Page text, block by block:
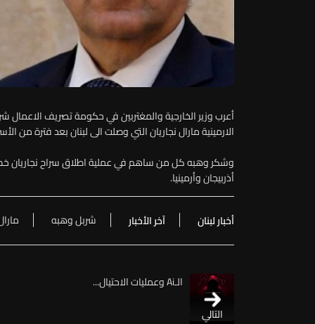
أعرب وزير الخارجية والمغتربين في حكومة تصريف الاعمال
الارمينية مارال نجاريان التي وصلت الى لبنان بعد فترة من
وشكر وهبه كل من ساهم في عملية اطلاق سراح نجاريان
أذربيجان وأرمينيا.
أخبار لبنان آخر الأخبار شربل وهبه
التالي
الـAi وعمليات الاحتيال...